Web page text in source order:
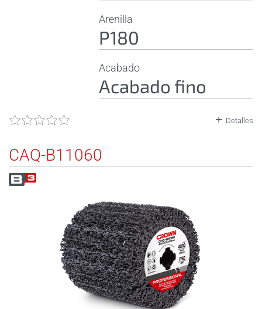
Arenilla
P180
Acabado
Acabado fino
Detalles
CAQ-B11060